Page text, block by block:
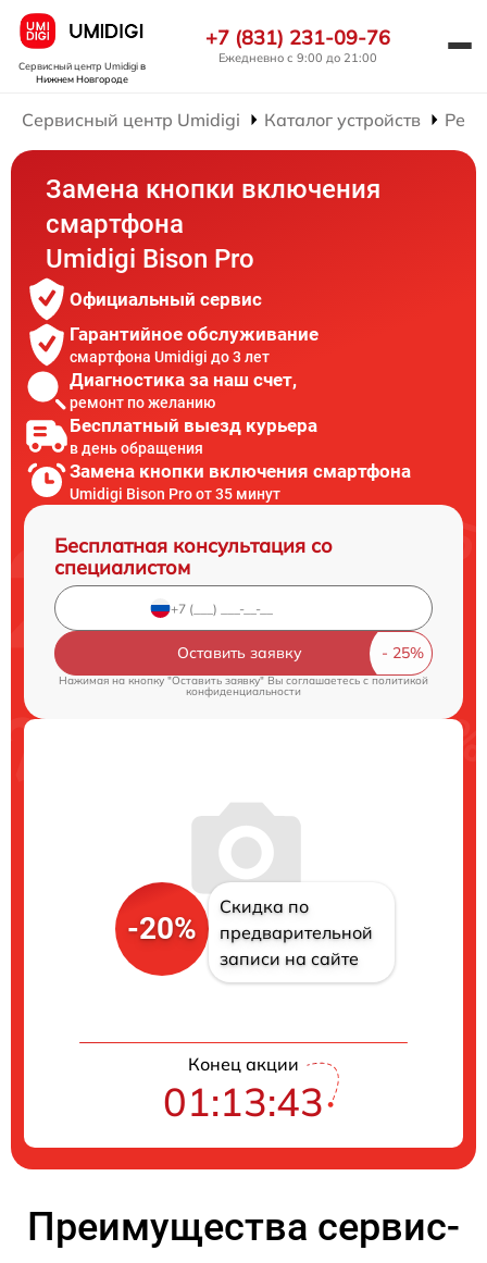
Сервисный центр Umidigiв
Нижнем Новгороде
+7 (831) 231-09-76
Ежедневно с 9:00 до 21:00
Сервисный центр Umidigi Каталог устройств
Замена кнопки включения
смартфона
Umidigi Bison Pro
Официальный сервис
Гарантийное обслуживание
смартфона Umidigi до 3 лет
Диагностика за наш счет,
ремонт по желанию
Бесплатный выезд курьера
в день обращения
Замена кнопки включения смартфона
Umidigi Bison Pro от 35 минут
Бесплатная консультация со
специалистом
Оставить заявку
Нажимая на кнопку "Оставить заявку" Вы соглашаетесь c политикой
конфиденциальности
-20%
Скидка по
предварительной
записи на сайте
Конец акции
01:13:42
Преимущества сервис-